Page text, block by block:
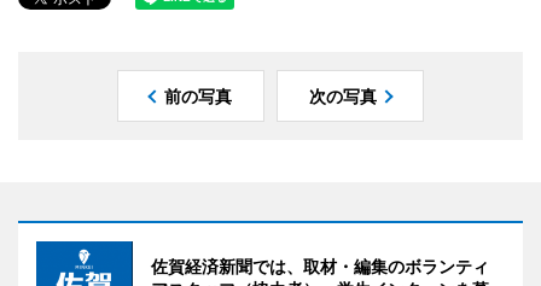
前の写真 次の写真
佐賀経済新聞では、取材・編集のボランティ